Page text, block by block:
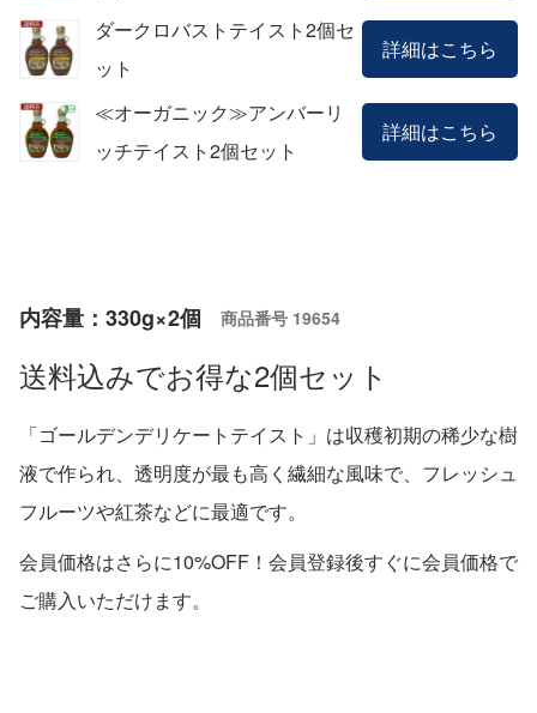
ダークロバストテイスト2個セ
ット
詳細はこちら
≪オーガニック≫アンバーリ
ッチテイスト2個セット
詳細はこちら
内容量：330g×2個 商品番号 19654
送料込みでお得な2個セット
「ゴールデンデリケートテイスト」は収穫初期の稀少な樹
液で作られ、透明度が最も高く繊細な風味で、フレッシュ
フルーツや紅茶などに最適です。
会員価格はさらに10%OFF！会員登録後すぐに会員価格で
ご購入いただけます。